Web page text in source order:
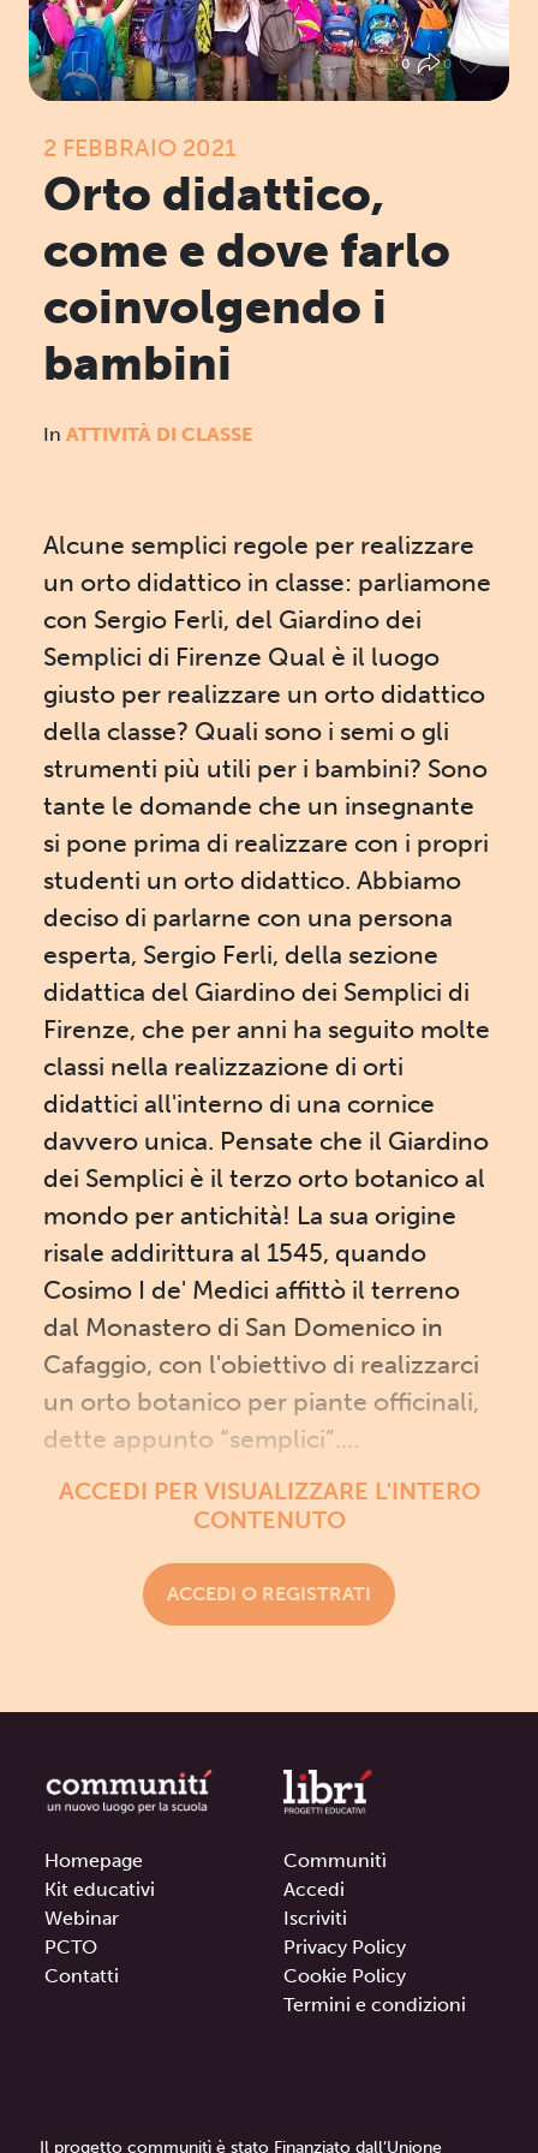
0 0 0 0
2 FEBBRAIO 2021
Orto didattico,
come e dove farlo
coinvolgendo i
bambini
In ATTIVITÀ DI CLASSE
Alcune semplici regole per realizzare
un orto didattico in classe: parliamone
con Sergio Ferli, del Giardino dei
Semplici di Firenze Qual è il luogo
giusto per realizzare un orto didattico
della classe? Quali sono i semi o gli
strumenti più utili per i bambini? Sono
tante le domande che un insegnante
si pone prima di realizzare con i propri
studenti un orto didattico. Abbiamo
deciso di parlarne con una persona
esperta, Sergio Ferli, della sezione
didattica del Giardino dei Semplici di
Firenze, che per anni ha seguito molte
classi nella realizzazione di orti
didattici all'interno di una cornice
davvero unica. Pensate che il Giardino
dei Semplici è il terzo orto botanico al
mondo per antichità! La sua origine
risale addirittura al 1545, quando
Cosimo I de' Medici affittò il terreno
dal Monastero di San Domenico in
Cafaggio, con l'obiettivo di realizzarci
un orto botanico per piante officinali,
dette appunto “semplici”....
ACCEDI PER VISUALIZZARE L'INTERO
CONTENUTO
ACCEDI O REGISTRATI
Homepage
Kit educativi
Webinar
PCTO
Contatti
Communitì
Accedi
Iscriviti
Privacy Policy
Cookie Policy
Termini e condizioni
Il progetto communitì è stato Finanziato dall’Unione